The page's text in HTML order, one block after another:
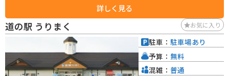
バイクで訪れる際は、駐車場からオホーツク海を眺めることができます。周
辺には、濤沸湖や能取湖など、自然豊かな観光スポットが多く点在してお
り、ツーリングの拠点としてもおすすめです。 春には広大な芝生の広場にタ
ンポポが一面に咲き乱れ、夏にはオホーツク海を望むキャンプ場でゆったり
と過ごすことができます。秋には周囲の山々が紅葉で色づき、冬には流氷が押
し寄せるなど、四季折々の魅力を楽しめるのも魅力です。
詳しく見る
道の駅 うりまく お気に入り
駐車： 駐車場あり
予算： 無料
混雑： 普通